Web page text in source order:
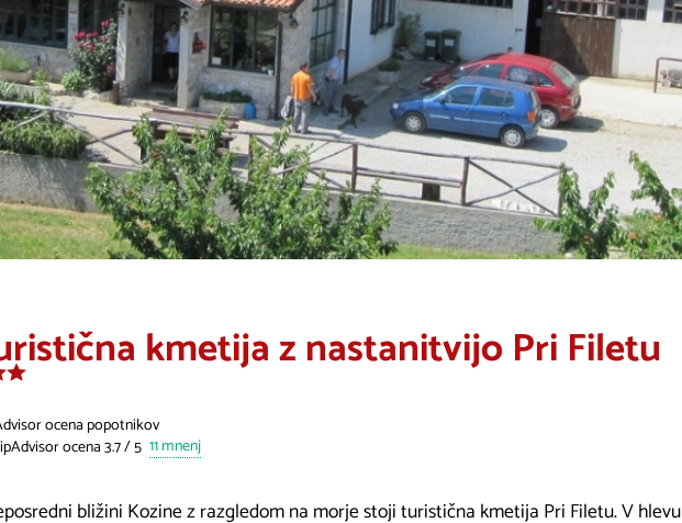
kmetija z nastanitvijo Pri Filetu
ocena popotnikov
11 mnenj
bližini Kozine z razgledom na morje stoji turistična kmetija Pri Filetu. V hlevu